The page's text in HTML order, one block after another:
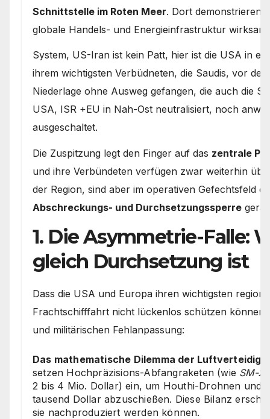
Schnittstelle im Roten Meer. Dort demonstrieren
globale Handels- und Energieinfrastruktur
System, US-Iran ist kein Patt, hier ist die USA in
ihrem wichtigsten Verbüdneten, die Saudis, vor
Niederlage ohne Ausweg gefangen, die auch die
USA, ISR +EU in Nah-Ost neutralisiert, noch
ausgeschaltet.
Die Zuspitzung legt den Finger auf das zentrale
und ihre Verbündeten verfügen zwar weiterhin
der Region, sind aber im operativen Gefechtsfeld
Abschreckungs- und Durchsetzungssperre
1. Die Asymmetrie-Falle:
gleich Durchsetzung ist
Dass die USA und Europa ihren wichtigsten
Frachtschifffahrt nicht lückenlos schützen
und militärischen Fehlanpassung:
Das mathematische Dilemma der
setzen Hochpräzisions-Abfangraketen (wie SM-2
2 bis 4 Mio. Dollar) ein, um Houthi-Drohnen und
tausend Dollar abzuschießen. Diese Bilanz
sie nachproduziert werden können.